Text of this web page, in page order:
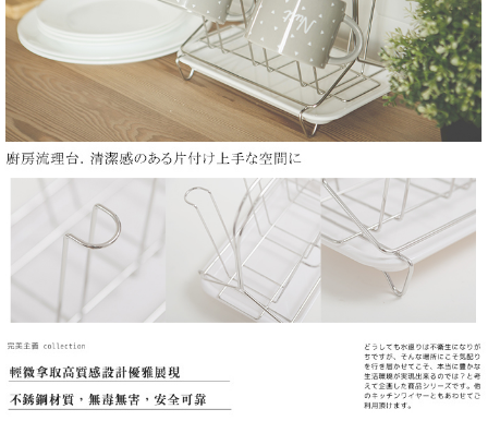
1.分期款項不併入電信帳單，「大哥付你分期」於每月結算日後寄送繳費提
醒簡訊。
2.透過簡訊連結打開帳單後，可選擇「超商條碼／台灣大直營門市／銀行轉
帳／街口支付／iPASS MONEY」等通路繳費。
【注意事項】
1.本服務係由「台灣大哥大股份有限公司」（以下簡稱本公司）所提供，讓
用戶於交易時，得透過本服務購買商品或服務，並由商店將買賣／分期付款
買賣價金債權讓與本公司後，依約使用本公司帳單繳交帳款。
2.基於同意付款使用「大哥付你分期」之契約關係目的，商店將以您的個人
資料（包含姓名、電話或地址）提供予台灣大哥大進項蒐集、處理及利用，
由本公司與您本人進行分期帳單所需資料之確認、核對及更正。
3.完整用戶服務條款，請詳閱以下連結：https://oppay.tw/userRule
【「AFTEE先享後付」結帳流程】
１．於結帳方式選擇「AFTEE先享後付」後，將跳轉至「AFTEE先享後付」
結帳頁面，進行簡訊認證並確認金額後，即可完成結帳。
２．訂單成立數日內，您將收到繳費通知簡訊。
３．收到繳費通知簡訊後14天內，點擊此簡訊中的連結，可透過四大超商／
ATM／網路銀行／等多元方式進行付款，方視為交易完成。
※ 請注意：結帳手續完成當下不需立刻繳費，但若您需要取消訂單，請聯絡
購買商品的店家。未經商家同意取消之訂單仍視為有效，需透過AFTEE先享
後付繳納相關費用。
※ 交易是否成功請以「AFTEE先享後付 」之結帳頁面顯示為準，若有關於
是否繳費成功／繳費後需取消欲退款等相關疑問，請聯繫「AFTEE先享後付
客戶支援中心」https://netprotections.freshdesk.com/support/home
１．透過由恩沛科技股份有限公司提供之「AFTEE先享後付」服務完成之交
易，需依本服務之必要範圍內提供個人資料，並將交易相關給付款項請求債
２．關於個人資料處理事宜，請瀏覽以下網址：
https://aftee.tw/terms/#terms3
３．未成年的使用者請事先徵得法定代理人或監護人之同意方可使用
「AFTEE先享後付」，若未經同意申辦者引起之損失，本公司不負相關責
每筆NT$85，滿NT$399(含以上)免運費
付款後全家取貨
每筆NT$85，滿NT$399(含以上)免運費
7-11取貨付款
每筆NT$85，滿NT$399(含以上)免運費
每筆NT$85，滿NT$399(含以上)免運費
每筆NT$100，滿NT$599(含以上)免運費